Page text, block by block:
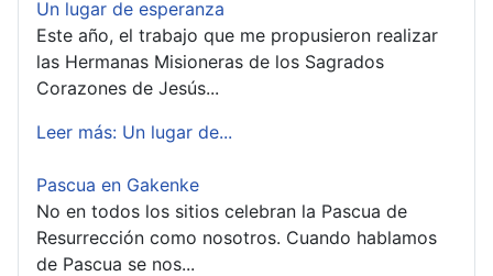
Un lugar de esperanza
Este año, el trabajo que me propusieron realizar
las Hermanas Misioneras de los Sagrados
Corazones de Jesús...
Leer más: Un lugar de...
Pascua en Gakenke
No en todos los sitios celebran la Pascua de
Resurrección como nosotros. Cuando hablamos
de Pascua se nos...